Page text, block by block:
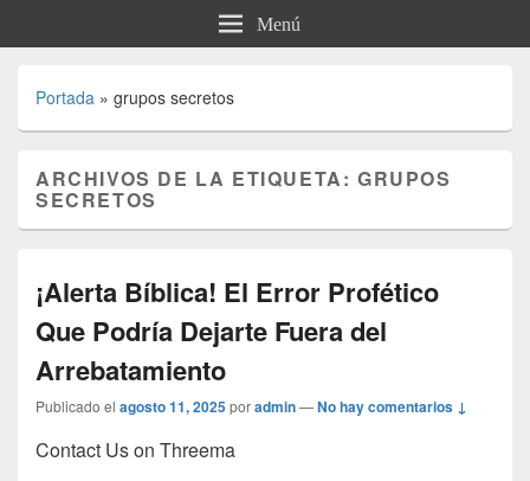
Menú
Portada » grupos secretos
ARCHIVOS DE LA ETIQUETA:GRUPOS
SECRETOS
¡Alerta Bíblica! El Error Profético
Que Podría Dejarte Fuera del
Arrebatamiento
Publicado el agosto 11, 2025poradmin—No hay comentarios ↓
Contact Us on Threema